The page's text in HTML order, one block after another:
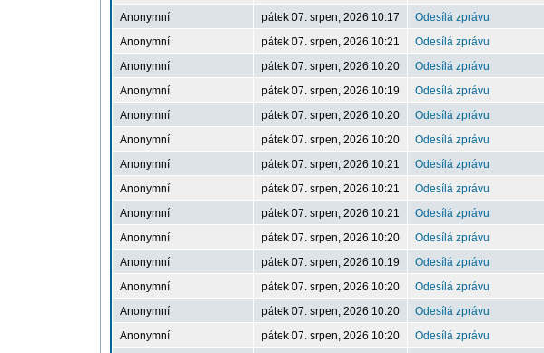
Anonymní
pátek 07. srpen, 2026 10:17
Odesílá zprávu
Anonymní
pátek 07. srpen, 2026 10:21
Odesílá zprávu
Anonymní
pátek 07. srpen, 2026 10:20
Odesílá zprávu
Anonymní
pátek 07. srpen, 2026 10:19
Odesílá zprávu
Anonymní
pátek 07. srpen, 2026 10:20
Odesílá zprávu
Anonymní
pátek 07. srpen, 2026 10:20
Odesílá zprávu
Anonymní
pátek 07. srpen, 2026 10:21
Odesílá zprávu
Anonymní
pátek 07. srpen, 2026 10:21
Odesílá zprávu
Anonymní
pátek 07. srpen, 2026 10:21
Odesílá zprávu
Anonymní
pátek 07. srpen, 2026 10:20
Odesílá zprávu
Anonymní
pátek 07. srpen, 2026 10:19
Odesílá zprávu
Anonymní
pátek 07. srpen, 2026 10:20
Odesílá zprávu
Anonymní
pátek 07. srpen, 2026 10:20
Odesílá zprávu
Anonymní
pátek 07. srpen, 2026 10:20
Odesílá zprávu